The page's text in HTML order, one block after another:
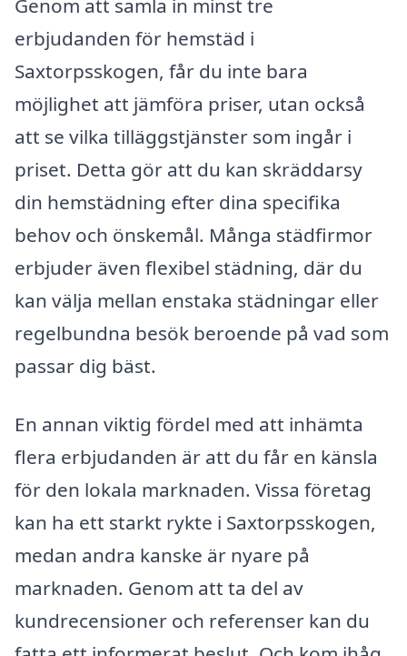
Genom att samla in minst tre
erbjudanden för hemstäd i
Saxtorpsskogen, får du inte bara
möjlighet att jämföra priser, utan också
att se vilka tilläggstjänster som ingår i
priset. Detta gör att du kan skräddarsy
din hemstädning efter dina specifika
behov och önskemål. Många städfirmor
erbjuder även flexibel städning, där du
kan välja mellan enstaka städningar eller
regelbundna besök beroende på vad som
passar dig bäst.
En annan viktig fördel med att inhämta
flera erbjudanden är att du får en känsla
för den lokala marknaden. Vissa företag
kan ha ett starkt rykte i Saxtorpsskogen,
medan andra kanske är nyare på
marknaden. Genom att ta del av
kundrecensioner och referenser kan du